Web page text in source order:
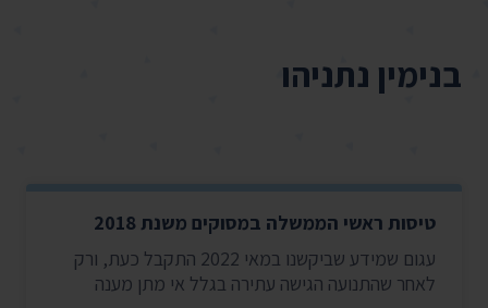
בנימין נתניהו
טיסות ראשי הממשלה במסוקים משנת 2018
עגום שמידע שביקשנו במאי 2022 התקבל כעת, ורק
לאחר שהתנועה הגישה עתירה בגלל אי מתן מענה